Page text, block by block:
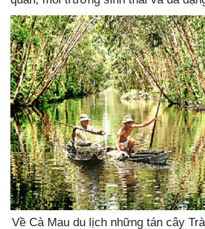
Về Cà Mau du lịch những tán cây